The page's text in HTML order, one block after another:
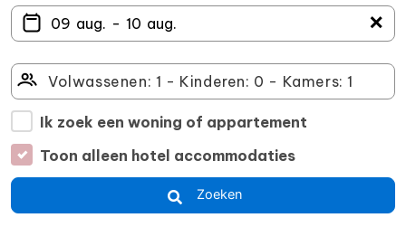
＋
Ik zoek een woning of appartement
Toon alleen hotel accommodaties
Zoeken